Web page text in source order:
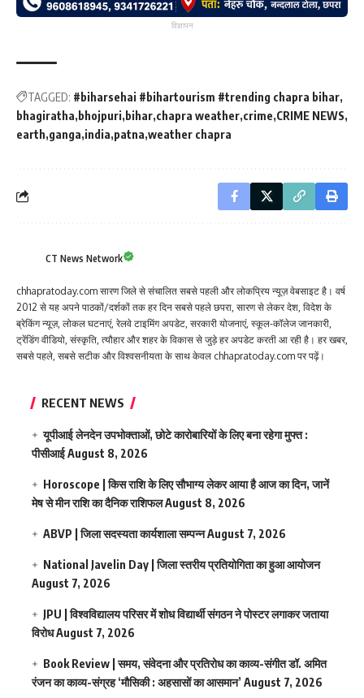
विज्ञापन
TAGGED: #biharsehai #bihartourism #trending chapra bihar
bhagiratha bhojpuri bihar chapra weather crime CRIME NEWS
earth ganga india patna weather chapra
CT News Network
chhapratoday.com सारण जिले से संचालित सबसे पहली और लोकप्रिय न्यूज़ वेबसाइट है। वर्ष
2012 से यह अपने पाठकों/दर्शकों तक हर दिन सबसे पहले छपरा, सारण से लेकर देश, विदेश के
ब्रेकिंग न्यूज़, लोकल घटनाएं, रेलवे टाइमिंग अपडेट, सरकारी योजनाएं, स्कूल-कॉलेज जानकारी,
ट्रेंडिंग वीडियो, संस्कृति, त्यौहार और शहर के विकास से जुड़े हर अपडेट करती आ रही है। हर खबर,
सबसे पहले, सबसे सटीक और विश्वसनीयता के साथ केवल chhapratoday.com पर पढ़ें।
RECENT NEWS
यूपीआई लेनदेन उपभोक्ताओं, छोटे कारोबारियों के लिए बना रहेगा मुफ्त :
पीसीआईAugust 8, 2026
Horoscope | किस राशि के लिए सौभाग्य लेकर आया है आज का दिन, जानें
मेष से मीन राशि का दैनिक राशिफलAugust 8, 2026
ABVP | जिला सदस्यता कार्यशाला सम्पन्नAugust 7, 2026
National Javelin Day | जिला स्तरीय प्रतियोगिता का हुआ आयोजन
August 7, 2026
JPU | विश्वविद्यालय परिसर में शोध विद्यार्थी संगठन ने पोस्टर लगाकर जताया
विरोधAugust 7, 2026
Book Review | समय, संवेदना और प्रतिरोध का काव्य-संगीत डॉ. अमित
रंजन का काव्य-संग्रह ‘मौसिकी : अहसासों का आसमान’ August 7, 2026